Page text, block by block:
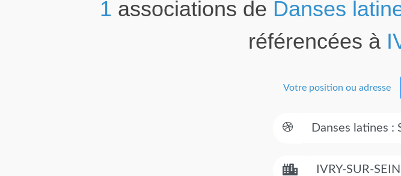
1 associations de Danses
référencées à
Votre position ou adresse